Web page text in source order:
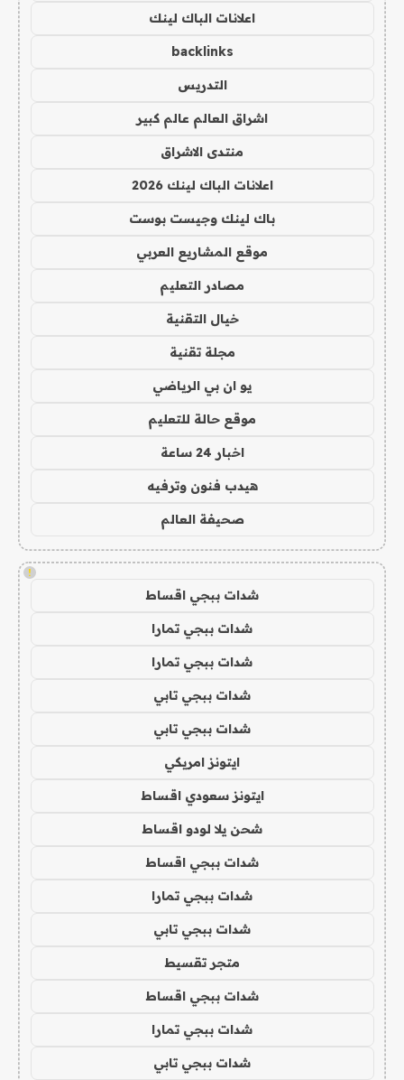
اعلانات الباك لينك
backlinks
التدريس
اشراق العالم عالم كبير
منتدى الاشراق
اعلانات الباك لينك 2026
باك لينك وجيست بوست
موقع المشاريع العربي
مصادر التعليم
خيال التقنية
مجلة تقنية
يو ان بي الرياضي
موقع حالة للتعليم
اخبار 24 ساعة
هيدب فنون وترفيه
صحيفة العالم
!
شدات ببجي اقساط
شدات ببجي تمارا
شدات ببجي تمارا
شدات ببجي تابي
شدات ببجي تابي
ايتونز امريكي
ايتونز سعودي اقساط
شحن يلا لودو اقساط
شدات ببجي اقساط
شدات ببجي تمارا
شدات ببجي تابي
متجر تقسيط
شدات ببجي اقساط
شدات ببجي تمارا
شدات ببجي تابي